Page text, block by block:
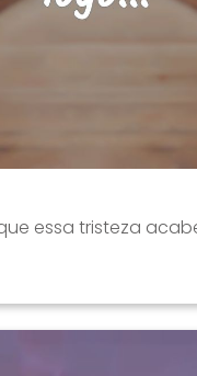
essa tristeza